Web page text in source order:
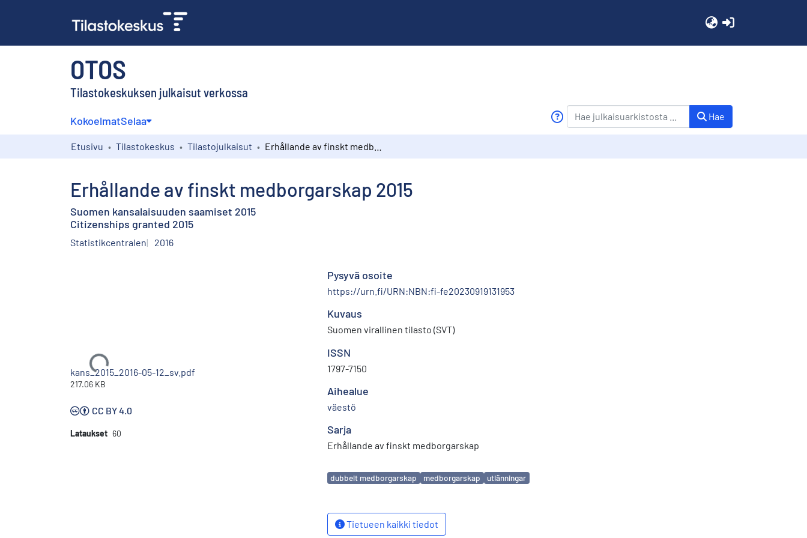
OTOS
Tilastokeskuksen julkaisut verkossa
KokoelmatSelaa Hae
Etusivu Tilastokeskus Tilastojulkaisut
Erhållande av finskt medborgarskap 2015
Suomen kansalaisuuden saamiset 2015
Citizenships granted 2015
Statistikcentralen 2016
Ladataan...
kans_2015_2016-05-12_sv.pdf
217.06 KB
CC BY 4.0
Lataukset 60
Pysyvä osoite
https://urn.fi/URN:NBN:fi-fe20230919131953
Kuvaus
Suomen virallinen tilasto (SVT)
ISSN
1797-7150
Aihealue
väestö
Sarja
Erhållande av finskt medborgarskap
Avainsanat
dubbelt medborgarskap medborgarskap utlänningar
Tietueen kaikki tiedot